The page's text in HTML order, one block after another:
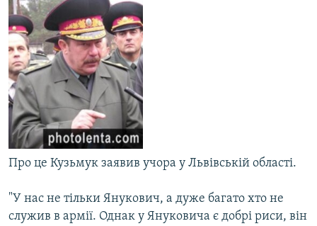
ДОЛУЧАЙСЯ!
Усі сайти RFE/RL
Про це Кузьмук заявив учора у Львівській області.
"У нас не тільки Янукович, а дуже багато хто не
служив в армії. Однак у Януковича є добрі риси, він